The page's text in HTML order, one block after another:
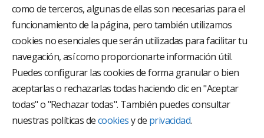
como de terceros, algunas de ellas son necesarias para el
funcionamiento de la página, pero también utilizamos
cookies no esenciales que serán utilizadas para facilitar tu
navegación, así como proporcionarte información útil.
Puedes configurar las cookies de forma granular o bien
aceptarlas o rechazarlas todas haciendo clic en "Aceptar
todas" o "Rechazar todas". También puedes consultar
nuestras políticas decookiesy de privacidad.
El Grupo Hospitalario HLA es uno de los proveedores
hospitalarios con mayor presencia en España, creado
con el objetivo de proporcionar el acceso a una
asistencia sanitaria de alto nivel. Nuestra red asistencial
está compuesta por 18 hospitales y 37 centros médicos
multiespecialidad.
Síguenos en